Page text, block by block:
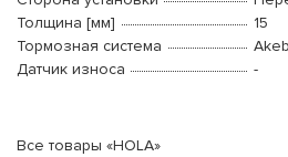
Толщина [мм]
15
Тормозная система
Датчик износа
-
Все товары «HOLA»